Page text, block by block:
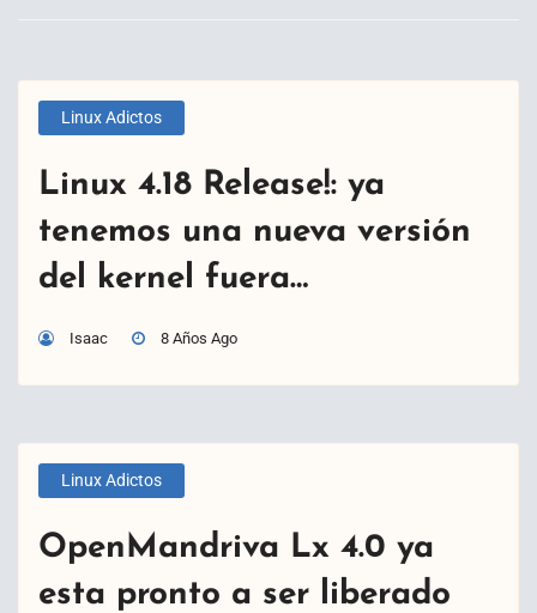
Linux Adictos
Linux 4.18 Release!: ya
tenemos una nueva versión
del kernel fuera…
Isaac 8 Años Ago
Linux Adictos
OpenMandriva Lx 4.0 ya
esta pronto a ser liberado